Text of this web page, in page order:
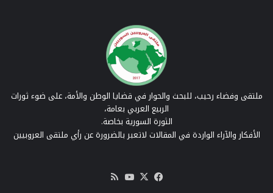
ملتقى وفضاء رحيب، للبحث والحوار في قضايا الوطن والأمة، على ضوء ثورات
الربيع العربي بعامة،
الثورة السورية بخاصة.
الأفكار والآراء الواردة في المقالات لاتعبر بالضرورة عن رأي ملتقى العروبيين
فيسبوك
‫X
‫YouTube